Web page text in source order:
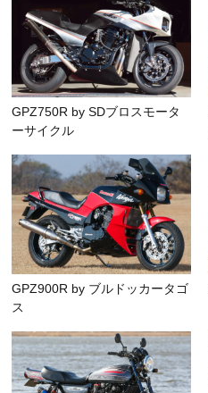
GPZ750R by SDブロスモータ
ーサイクル
GPZ900R by ブルドッカータゴ
ス